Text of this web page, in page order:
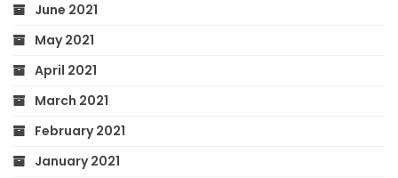
June 2021
May 2021
April 2021
March 2021
February 2021
January 2021